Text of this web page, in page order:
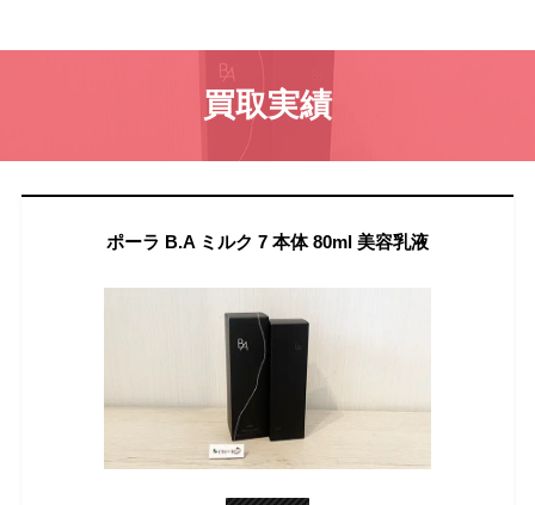
買取実績
ポーラ B.A ミルク 7 本体 80ml 美容乳液